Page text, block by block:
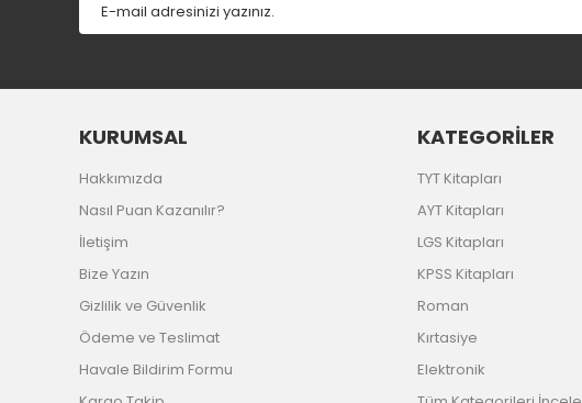
KURUMSAL
Hakkımızda
Nasıl Puan Kazanılır?
İletişim
Bize Yazın
Gizlilik ve Güvenlik
Ödeme ve Teslimat
Havale Bildirim Formu
KATEGORİLER
TYT Kitapları
AYT Kitapları
LGS Kitapları
KPSS Kitapları
Roman
Kırtasiye
Elektronik